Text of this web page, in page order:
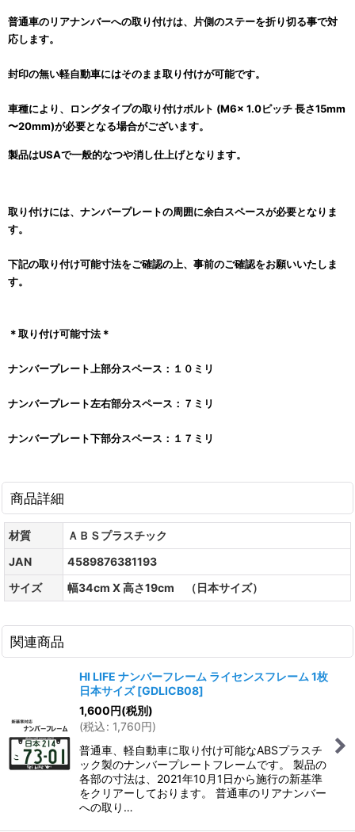
普通車のリアナンバーへの取り付けは、片側のステーを折り切る事で対
応します。
封印の無い軽自動車にはそのまま取り付けが可能です。
車種により、ロングタイプの取り付けボルト (M6x 1.0ピッチ 長さ15mm
〜20mm)が必要となる場合がございます。
製品はUSAで一般的なつや消し仕上げとなります。
取り付けには、ナンバープレートの周囲に余白スペースが必要となりま
す。
下記の取り付け可能寸法をご確認の上、事前のご確認をお願いいたしま
す。
＊取り付け可能寸法＊
ナンバープレート上部分スペース：１０ミリ
ナンバープレート左右部分スペース：７ミリ
ナンバープレート下部分スペース：１７ミリ
商品詳細
材質
ＡＢＳプラスチック
JAN
4589876381193
サイズ
幅34cm X 高さ19cm （日本サイズ）
関連商品
HI LIFE ナンバーフレーム ライセンスフレーム 1枚
日本サイズ [GDLICB08]
1,600円(税別)
(税込: 1,760円)
普通車、軽自動車に取り付け可能なABSプラスチ
ック製のナンバープレートフレームです。 製品の
各部の寸法は、2021年10月1日から施行の新基準
をクリアーしております。 普通車のリアナンバー
への取り…